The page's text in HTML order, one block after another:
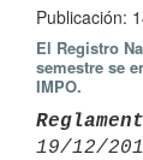
Publicación:
El Registro
semestre se
IMPO.
19/12/